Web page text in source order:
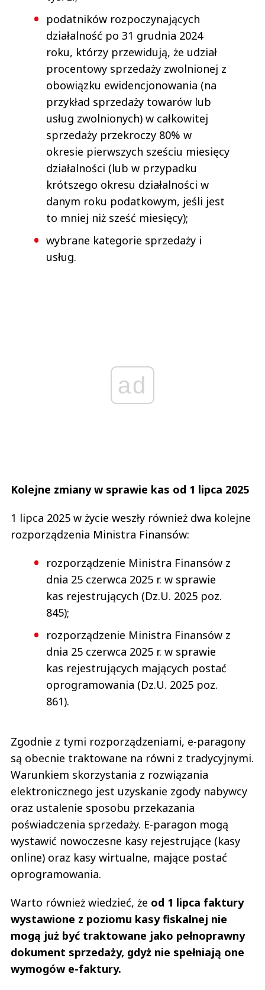
podatników rozpoczynających
działalność po 31 grudnia 2024
roku, którzy przewidują, że udział
procentowy sprzedaży zwolnionej z
obowiązku ewidencjonowania (na
przykład sprzedaży towarów lub
usług zwolnionych) w całkowitej
sprzedaży przekroczy 80% w
okresie pierwszych sześciu miesięcy
działalności (lub w przypadku
krótszego okresu działalności w
danym roku podatkowym, jeśli jest
to mniej niż sześć miesięcy);
wybrane kategorie sprzedaży i
usług.
ad
Kolejne zmiany w sprawie kas od 1 lipca 2025
1 lipca 2025 w życie weszły również dwa kolejne
rozporządzenia Ministra Finansów:
rozporządzenie Ministra Finansów z
dnia 25 czerwca 2025 r. w sprawie
kas rejestrujących (Dz.U. 2025 poz.
845);
rozporządzenie Ministra Finansów z
dnia 25 czerwca 2025 r. w sprawie
kas rejestrujących mających postać
oprogramowania (Dz.U. 2025 poz.
861).
Zgodnie z tymi rozporządzeniami, e-paragony
są obecnie traktowane na równi z tradycyjnymi.
Warunkiem skorzystania z rozwiązania
elektronicznego jest uzyskanie zgody nabywcy
oraz ustalenie sposobu przekazania
poświadczenia sprzedaży. E-paragon mogą
wystawić nowoczesne kasy rejestrujące (kasy
online) oraz kasy wirtualne, mające postać
oprogramowania.
Warto również wiedzieć, że od 1 lipca faktury
wystawione z poziomu kasy fiskalnej nie
mogą już być traktowane jako pełnoprawny
dokument sprzedaży, gdyż nie spełniają one
wymogów e-faktury.